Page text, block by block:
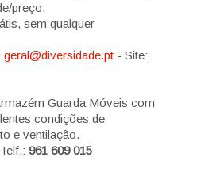
preço.
sem qualquer
geral@diversidade.pt - Site:
Guarda Móveis com
condições de
e ventilação.
961 609 015